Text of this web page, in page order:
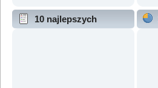
10 najlepszych